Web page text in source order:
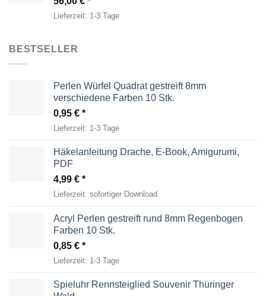
Lieferzeit: 1-3 Tage
BESTSELLER
Perlen Würfel Quadrat gestreift 8mm
verschiedene Farben 10 Stk.
0,95 €
Lieferzeit: 1-3 Tage
Häkelanleitung Drache, E-Book, Amigurumi,
PDF
4,99 €
Lieferzeit: sofortiger Download
Acryl Perlen gestreift rund 8mm Regenbogen
Farben 10 Stk.
0,85 €
Lieferzeit: 1-3 Tage
Spieluhr Rennsteiglied Souvenir Thüringer